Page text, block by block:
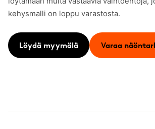
kehysmalli on loppu varastosta.
Löydä myymälä Varaa